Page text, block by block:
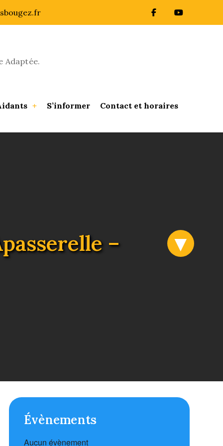
Adaptée.
S’informer Contact et horaires
–
Évènements
Aucun évènement